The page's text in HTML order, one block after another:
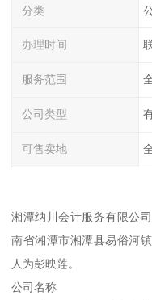
分类
办理时间
服务范围
公司类型
可售卖地
湘潭纳川会计服务有限公
南省湘潭市湘潭县易俗河
人为彭映莲。
公司名称